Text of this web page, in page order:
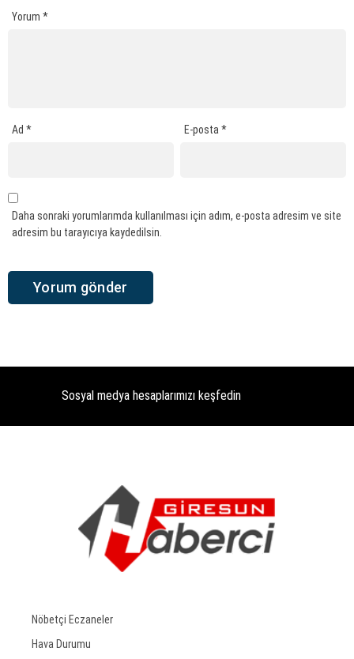
Yorum *
Ad * E-posta*
Daha sonraki yorumlarımda kullanılması için adım, e-posta adresim ve site
adresim bu tarayıcıya kaydedilsin.
Sosyal medya hesaplarımızı keşfedin
Nöbetçi Eczaneler
Hava Durumu